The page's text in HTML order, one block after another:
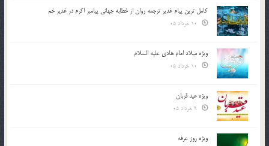
کامل ترین پیام غدیر ترجمه روان از خطابه جهانی پیامبر اکرم در غدیر خم
ویژه میلاد امام هادی علیه السلام
ویژه عید قربان
ویژه روز عرفه